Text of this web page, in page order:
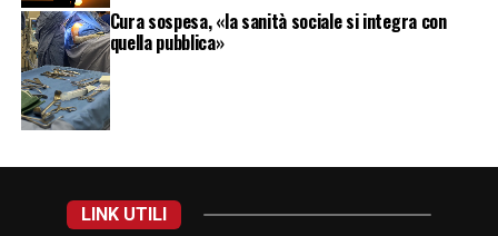
Cura sospesa, «la sanità sociale si integra con
quella pubblica»
LINK UTILI